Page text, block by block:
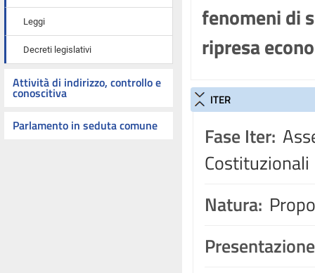
Leggi
Decreti legislativi
Attività di indirizzo, controllo e
conoscitiva
Parlamento in seduta comune
fenomeni di
ripresa
ITER
Fase Iter:
Costituzionali
Natura: